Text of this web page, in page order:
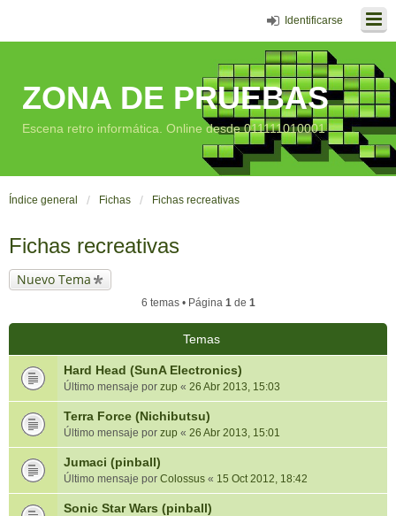
Identificarse
ZONA DE PRUEBAS
Escena retro informática. Online desde 011111010001
Índice general Fichas Fichas recreativas
Fichas recreativas
Nuevo Tema
6 temas • Página 1de 1
Temas
Hard Head (SunA Electronics)
Último mensaje por zup « 26 Abr 2013, 15:03
Terra Force (Nichibutsu)
Último mensaje por zup « 26 Abr 2013, 15:01
Jumaci (pinball)
Último mensaje por Colossus « 15 Oct 2012, 18:42
Sonic Star Wars (pinball)